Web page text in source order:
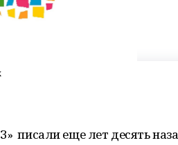
писали еще лет десять